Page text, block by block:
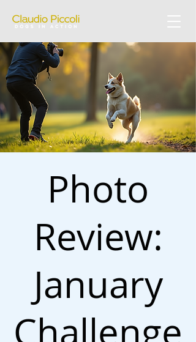
Photo
Review:
January
Challenge